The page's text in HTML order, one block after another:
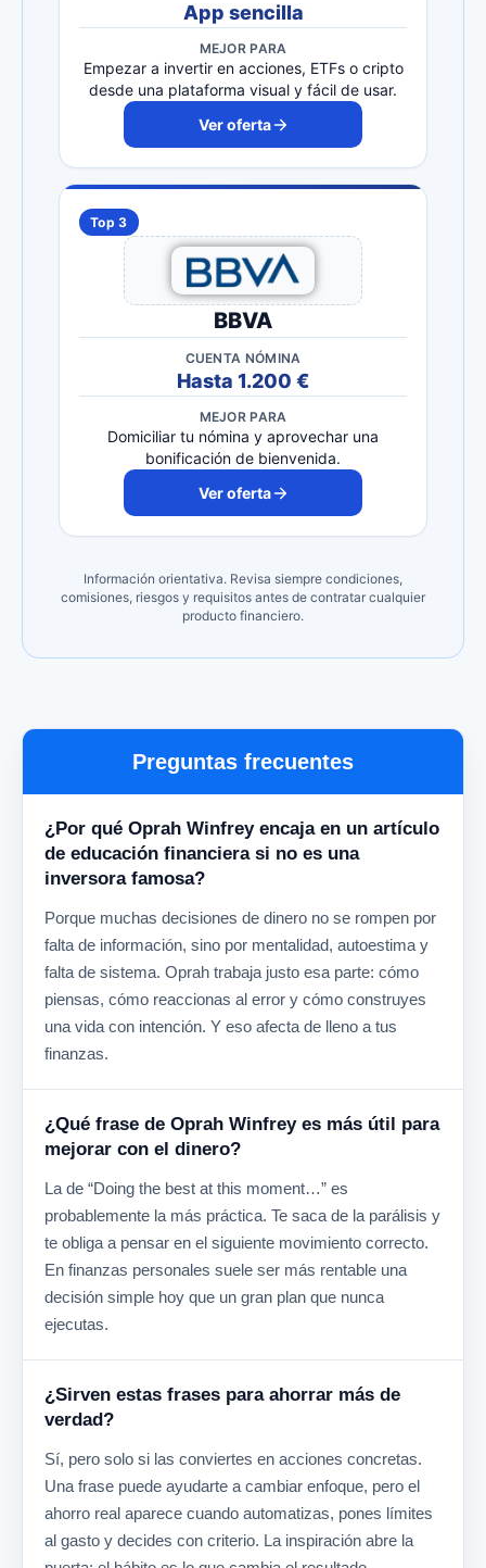
App sencilla
MEJOR PARA
Empezar a invertir en acciones, ETFs o cripto
desde una plataforma visual y fácil de usar.
Ver oferta
Top 3
BBVA
CUENTA NÓMINA
Hasta 1.200 €
MEJOR PARA
Domiciliar tu nómina y aprovechar una
bonificación de bienvenida.
Ver oferta
Información orientativa. Revisa siempre condiciones,
comisiones, riesgos y requisitos antes de contratar cualquier
producto financiero.
Preguntas frecuentes
¿Por qué Oprah Winfrey encaja en un artículo
de educación financiera si no es una
inversora famosa?
Porque muchas decisiones de dinero no se rompen por
falta de información, sino por mentalidad, autoestima y
falta de sistema. Oprah trabaja justo esa parte: cómo
piensas, cómo reaccionas al error y cómo construyes
una vida con intención. Y eso afecta de lleno a tus
finanzas.
¿Qué frase de Oprah Winfrey es más útil para
mejorar con el dinero?
La de “Doing the best at this moment…” es
probablemente la más práctica. Te saca de la parálisis y
te obliga a pensar en el siguiente movimiento correcto.
En finanzas personales suele ser más rentable una
decisión simple hoy que un gran plan que nunca
ejecutas.
¿Sirven estas frases para ahorrar más de
verdad?
Sí, pero solo si las conviertes en acciones concretas.
Una frase puede ayudarte a cambiar enfoque, pero el
ahorro real aparece cuando automatizas, pones límites
al gasto y decides con criterio. La inspiración abre la